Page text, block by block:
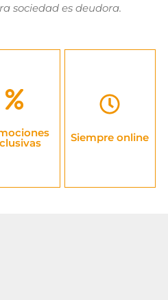
sociedad es deudora.
de las
que tiene
club de
Siempre online
ahora y comienza
a personalizar tus
añadiendo tus